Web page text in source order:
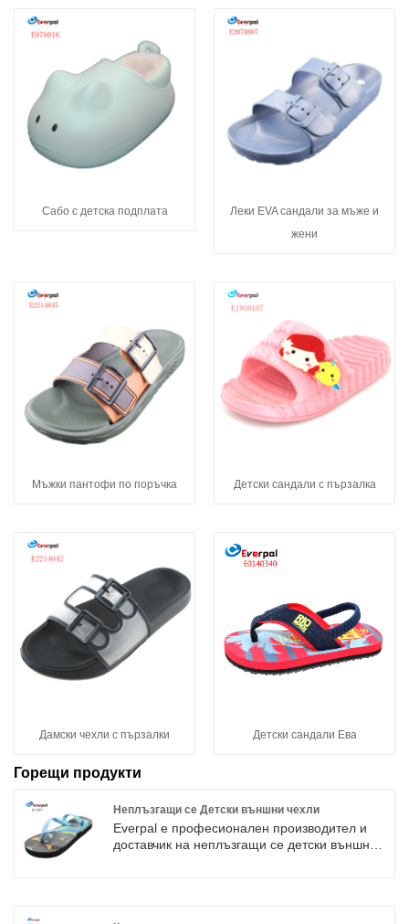
Сабо с детска подплата
Леки EVA сандали за мъже и
жени
Мъжки пантофи по поръчка Детски сандали с пързалка
Дамски чехли с пързалки Детски сандали Ева
Горещи продукти
Неплъзгащи се Детски външни чехли
Everpal е професионален производител и
доставчик на неплъзгащи се детски външни